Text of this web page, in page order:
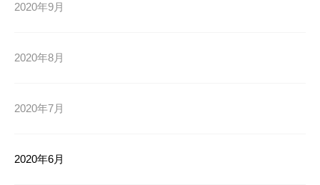
2020年9月
2020年8月
2020年7月
2020年6月